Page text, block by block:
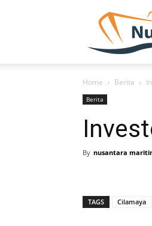
Home Berita
Berita
By nusantara
TAGS Cilamaya